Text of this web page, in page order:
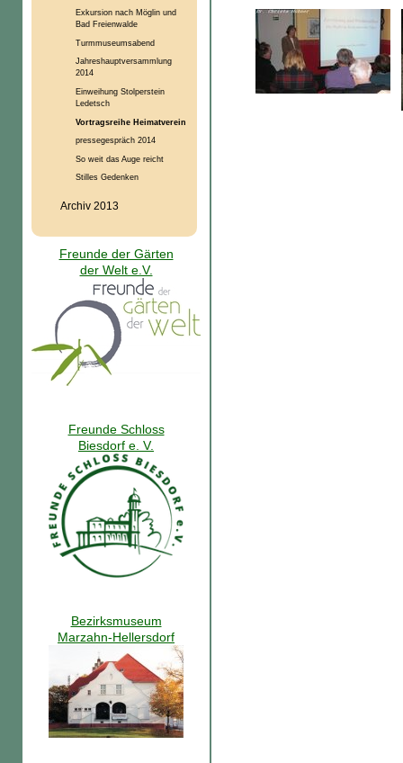
Exkursion nach Möglin und
Bad Freienwalde
Turmmuseumsabend
Jahreshauptversammlung
2014
Einweihung Stolperstein
Ledetsch
Vortragsreihe Heimatverein
pressegespräch 2014
So weit das Auge reicht
Stilles Gedenken
Archiv 2013
Freunde der Gärten
der Welt e.V.
Freunde Schloss
Biesdorf e. V.
Bezirksmuseum
Marzahn-Hellersdorf